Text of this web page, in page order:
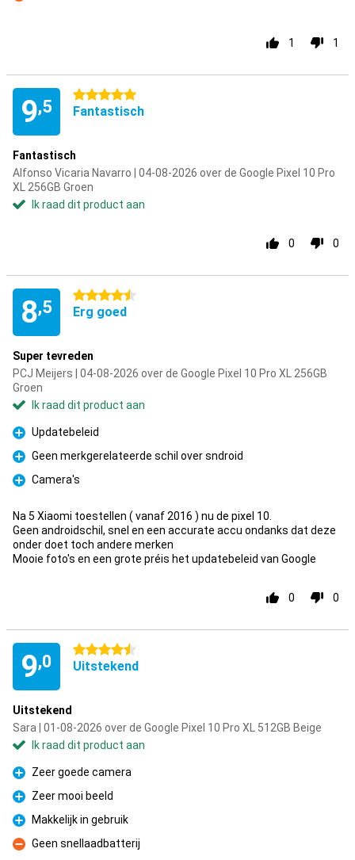
Minpunt
1 1
9,5
5 sterren
Fantastisch
Fantastisch
Alfonso Vicaria Navarro | 04-08-2026 over de Google Pixel 10 Pro
XL 256GB Groen
Ik raad dit product aan
0 0
8,5
4.5 sterren
Erg goed
Super tevreden
PCJ Meijers | 04-08-2026 over de Google Pixel 10 Pro XL 256GB
Groen
Ik raad dit product aan
Pluspunt
Updatebeleid
Pluspunt
Geen merkgerelateerde schil over sndroid
Pluspunt
Camera's
Na 5 Xiaomi toestellen ( vanaf 2016 ) nu de pixel 10.
Geen androidschil, snel en een accurate accu ondanks dat deze
onder doet toch andere merken
Mooie foto's en een grote préis het updatebeleid van Google
0 0
9,0
4.5 sterren
Uitstekend
Uitstekend
Sara | 01-08-2026 over de Google Pixel 10 Pro XL 512GB Beige
Ik raad dit product aan
Pluspunt
Zeer goede camera
Pluspunt
Zeer mooi beeld
Pluspunt
Makkelijk in gebruik
Minpunt
Geen snellaadbatterij